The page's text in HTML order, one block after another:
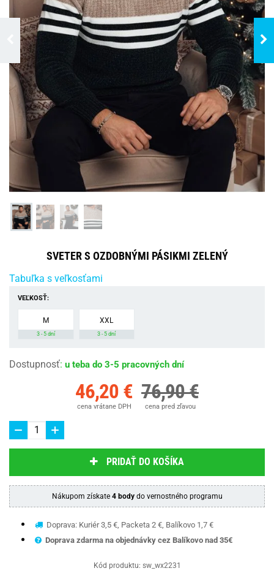
SVETER S OZDOBNÝMI PÁSIKMI ZELENÝ
Tabuľka s veľkosťami
VEĽKOSŤ:
M
3 - 5 dní
XXL
3 - 5 dní
Dostupnosť: u teba do 3-5 pracovných dní
46,20 €
cena vrátane DPH
76,90 €
cena pred zľavou
PRIDAŤ DO KOŠÍKA
Nákupom získate 4 bodydo vernostného programu
Doprava: Kuriér 3,5 €, Packeta 2 €, Balíkovo 1,7 €
Doprava zdarma na objednávky cez Balíkovo nad 35€
Kód produktu: sw_wx2231